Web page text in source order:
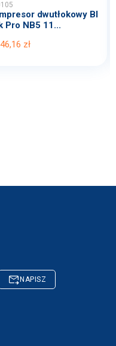
dwutłokowy Bl
Pro NB5 11...
zł
NAPISZ